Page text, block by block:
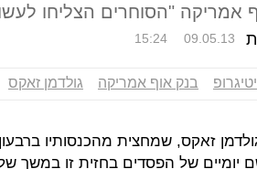
אמריקה "הסוחרים הצליחו
15:24 09.05.13
בנק אוף אמריקה גולדמן זאקס
זאקס, שמחצית מהכנסותיו
יומיים של הפסדים בחזית זו במשך